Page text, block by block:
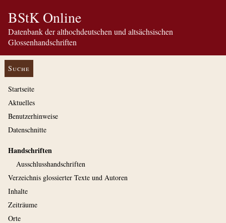
BStK Online
Datenbank der althochdeutschen und altsächsischen
Glossenhandschriften
Suche
Startseite
Aktuelles
Benutzerhinweise
Datenschnitte
Handschriften
Ausschluss­handschriften
Verzeichnis glossierter Texte und Autoren
Inhalte
Zeiträume
Orte